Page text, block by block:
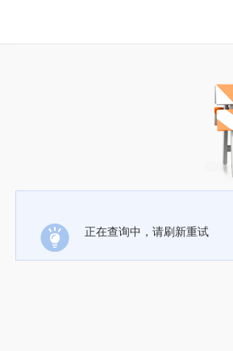
正在查询中，请刷新重试